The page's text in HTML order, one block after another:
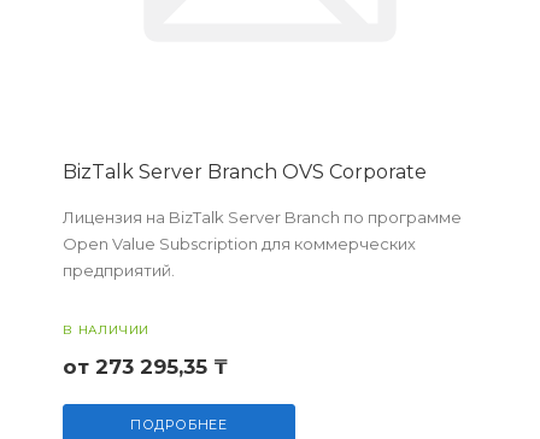
BizTalk Server Branch OVS Corporate
Лицензия на BizTalk Server Branch по программе
Open Value Subscription для коммерческих
предприятий.
В НАЛИЧИИ
от 273 295,35 ₸
ПОДРОБНЕЕ